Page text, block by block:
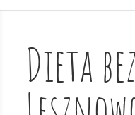
Dieta